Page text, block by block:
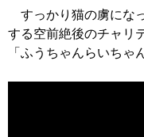
すっかり猫の虜にな
する空前絶後のチャリ
「ふうちゃんらいちゃ